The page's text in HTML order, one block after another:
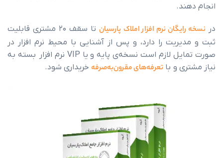
نرم افزار املاک پارسیان
تا سقف ۲۰ مشتری قابلیت
را دارد، و پس از آشنایی با محیط نرم افزار در
صورت تمایل لازم است نسخه‌ی پایه و یا VIP نرم افزار بسته به
و با تعرفه‌های مقرون‌به‌صرفهخریداری شود.